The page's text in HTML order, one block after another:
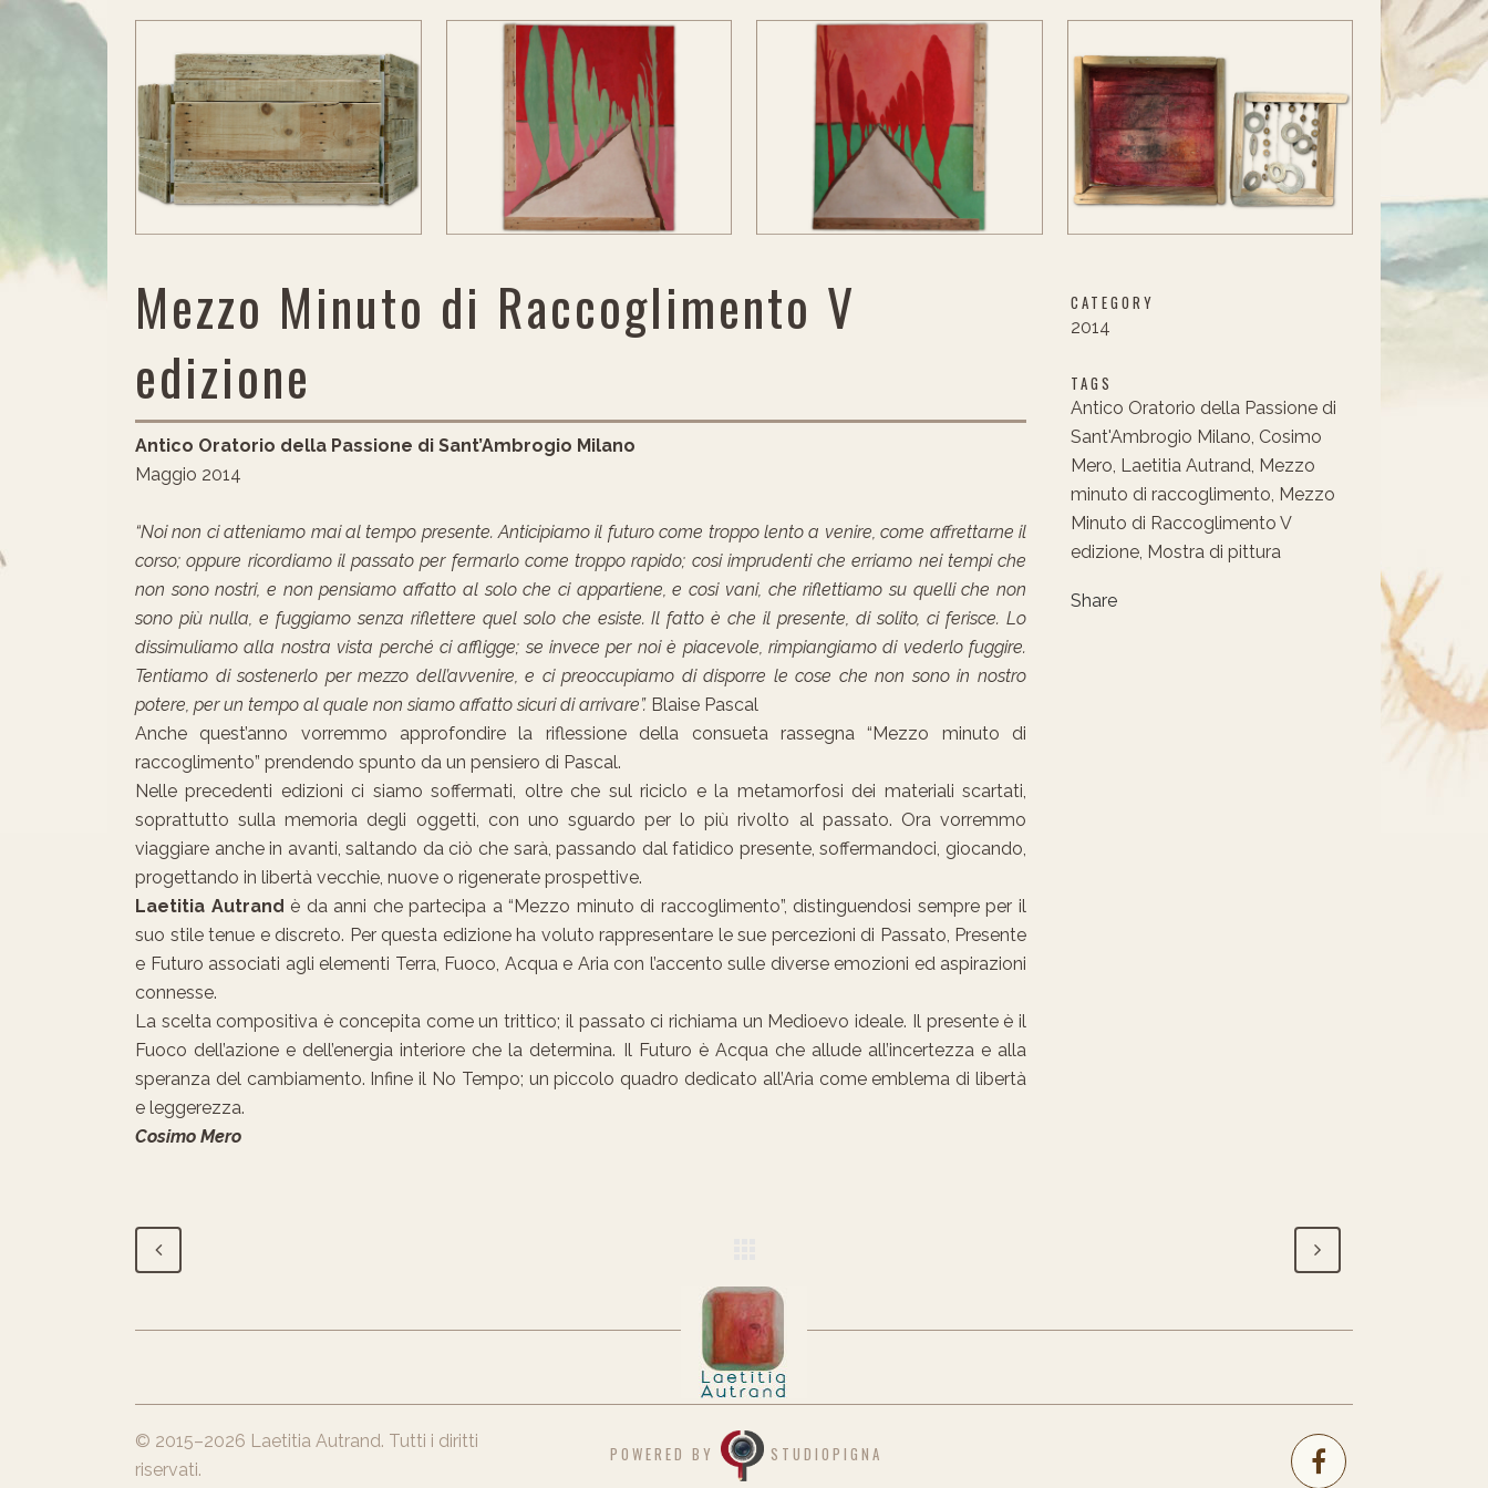
Mezzo Minuto di Raccoglimento V
edizione
Antico Oratorio della Passione di Sant’Ambrogio Milano
Maggio 2014
“Noi non ci atteniamo mai al tempo presente. Anticipiamo il futuro come troppo lento a venire, come affrettarne il
corso; oppure ricordiamo il passato per fermarlo come troppo rapido; cosi imprudenti che erriamo nei tempi che
non sono nostri, e non pensiamo affatto al solo che ci appartiene, e cosi vani, che riflettiamo su quelli che non
sono più nulla, e fuggiamo senza riflettere quel solo che esiste. Il fatto è che il presente, di solito, ci ferisce. Lo
dissimuliamo alla nostra vista perché ci affligge; se invece per noi è piacevole, rimpiangiamo di vederlo fuggire.
Tentiamo di sostenerlo per mezzo dell’avvenire, e ci preoccupiamo di disporre le cose che non sono in nostro
potere, per un tempo al quale non siamo affatto sicuri di arrivare”. Blaise Pascal
Anche quest’anno vorremmo approfondire la riflessione della consueta rassegna “Mezzo minuto di
raccoglimento” prendendo spunto da un pensiero di Pascal.
Nelle precedenti edizioni ci siamo soffermati, oltre che sul riciclo e la metamorfosi dei materiali scartati,
soprattutto sulla memoria degli oggetti, con uno sguardo per lo più rivolto al passato. Ora vorremmo
viaggiare anche in avanti, saltando da ciò che sarà, passando dal fatidico presente, soffermandoci, giocando,
progettando in libertà vecchie, nuove o rigenerate prospettive.
Laetitia Autrand è da anni che partecipa a “Mezzo minuto di raccoglimento”, distinguendosi sempre per il
suo stile tenue e discreto. Per questa edizione ha voluto rappresentare le sue percezioni di Passato, Presente
e Futuro associati agli elementi Terra, Fuoco, Acqua e Aria con l’accento sulle diverse emozioni ed aspirazioni
connesse.
La scelta compositiva è concepita come un trittico; il passato ci richiama un Medioevo ideale. Il presente è il
Fuoco dell’azione e dell’energia interiore che la determina. Il Futuro è Acqua che allude all’incertezza e alla
speranza del cambiamento. Infine il No Tempo; un piccolo quadro dedicato all’Aria come emblema di libertà
e leggerezza.
Cosimo Mero
CATEGORY
2014
TAGS
Antico Oratorio della Passione di
Sant'Ambrogio Milano, Cosimo
Mero, Laetitia Autrand, Mezzo
minuto di raccoglimento, Mezzo
Minuto di Raccoglimento V
edizione, Mostra di pittura
Share
© 2015–2026 Laetitia Autrand. Tutti i diritti
riservati.
POWERED BY STUDIOPIGNA